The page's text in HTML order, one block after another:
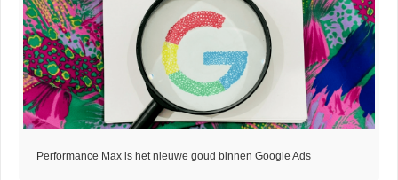
Performance Max is het nieuwe goud binnen Google Ads